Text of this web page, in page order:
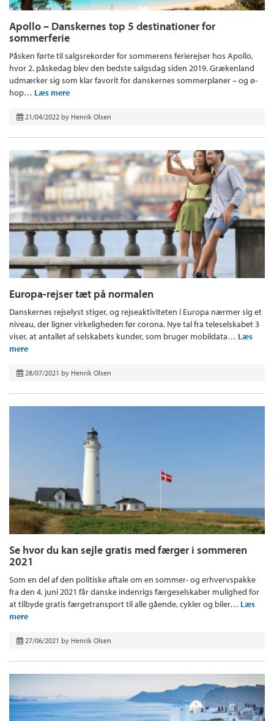
Apollo – Danskernes top 5 destinationer for
sommerferie
Påsken førte til salgsrekorder for sommerens ferierejser hos Apollo,
hvor 2. påskedag blev den bedste salgsdag siden 2019. Grækenland
udmærker sig som klar favorit for danskernes sommerplaner – og ø-
hop… Læs mere
21/04/2022 by Henrik Olsen
Europa-rejser tæt på normalen
Danskernes rejselyst stiger, og rejseaktiviteten i Europa nærmer sig et
niveau, der ligner virkeligheden før corona. Nye tal fra teleselskabet 3
viser, at antallet af selskabets kunder, som bruger mobildata… Læs
mere
28/07/2021 by Henrik Olsen
Se hvor du kan sejle gratis med færger i sommeren
2021
Som en del af den politiske aftale om en sommer- og erhvervspakke
fra den 4. juni 2021 får danske indenrigs færgeselskaber mulighed for
at tilbyde gratis færgetransport til alle gående, cykler og biler… Læs
mere
27/06/2021 by Henrik Olsen